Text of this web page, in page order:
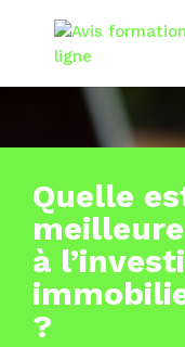
Quelle
à
?